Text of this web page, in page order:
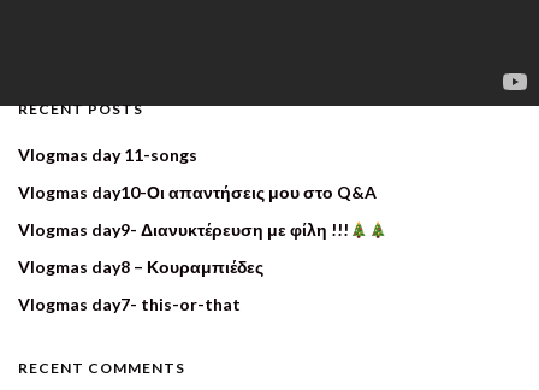
RECENT POSTS
Vlogmas day 11-songs
Vlogmas day10-Οι απαντήσεις μου στο Q&A
Vlogmas day9- Διανυκτέρευση με φίλη !!!
Vlogmas day8 – Κουραμπιέδες
Vlogmas day7- this-or-that
RECENT COMMENTS